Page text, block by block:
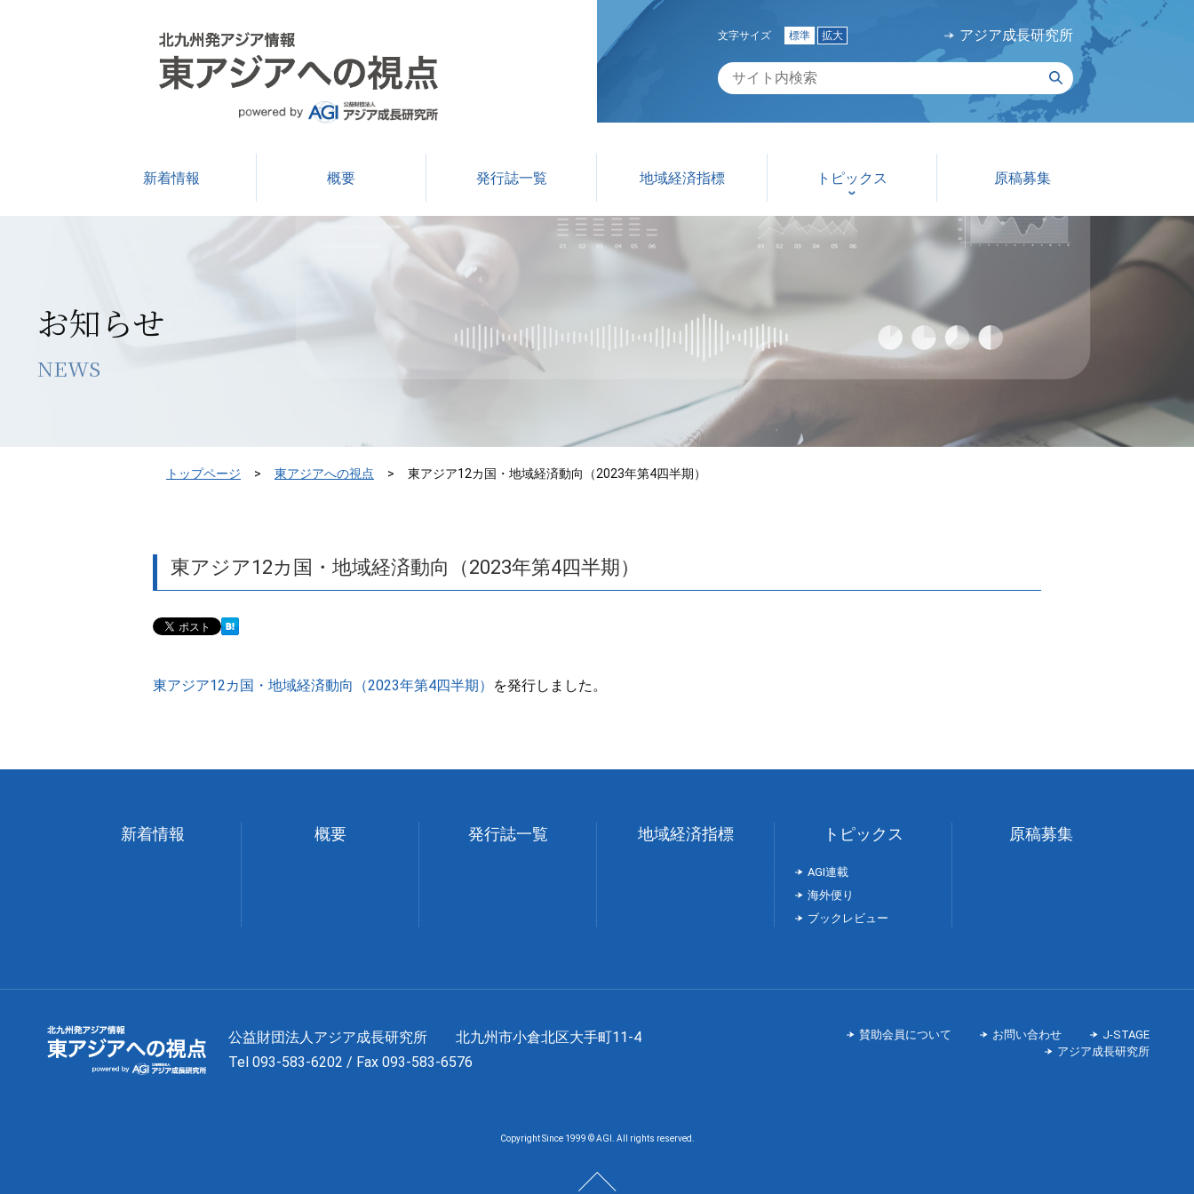
文字サイズ 標準 拡大 アジア成長研究所
新着情報 概要 発行誌一覧 地域経済指標 トピックス 原稿募集
お知らせ
NEWS
トップページ 東アジアへの視点 東アジア12カ国・地域経済動向（2023年第4四半期）
東アジア12カ国・地域経済動向（2023年第4四半期）
東アジア12カ国・地域経済動向（2023年第4四半期） を発行しました。
新着情報 概要 発行誌一覧 地域経済指標 トピックス
AGI連載
海外便り
ブックレビュー
原稿募集
公益財団法人アジア成長研究所 北九州市小倉北区大手町11-4
Tel 093-583-6202 / Fax 093-583-6576
賛助会員について お問い合わせ
J-STAGE
アジア成長研究所
Copyright Since 1999 © AGI. All rights reserved.